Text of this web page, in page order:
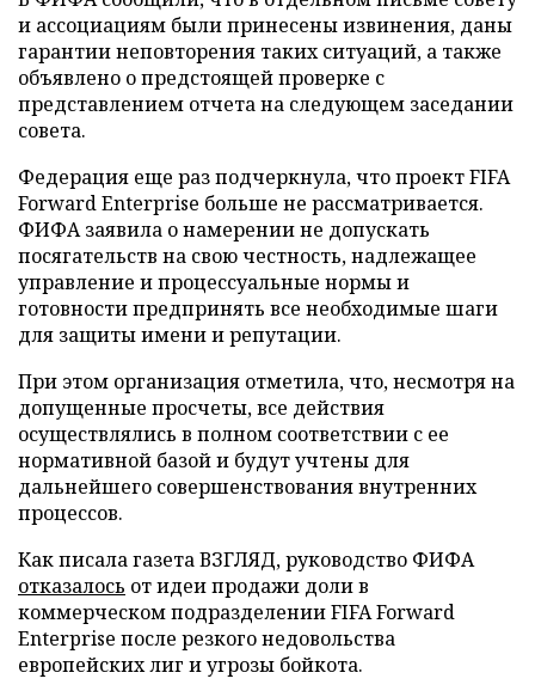
и ассоциациям были принесены извинения, даны
гарантии неповторения таких ситуаций, а также
объявлено о предстоящей проверке с
представлением отчета на следующем заседании
совета.
Федерация еще раз подчеркнула, что проект FIFA
Forward Enterprise больше не рассматривается.
ФИФА заявила о намерении не допускать
посягательств на свою честность, надлежащее
управление и процессуальные нормы и
готовности предпринять все необходимые шаги
для защиты имени и репутации.
При этом организация отметила, что, несмотря на
допущенные просчеты, все действия
осуществлялись в полном соответствии с ее
нормативной базой и будут учтены для
дальнейшего совершенствования внутренних
процессов.
Как писала газета ВЗГЛЯД, руководство ФИФА
отказалось от идеи продажи доли в
коммерческом подразделении FIFA Forward
Enterprise после резкого недовольства
европейских лиг и угрозы бойкота.